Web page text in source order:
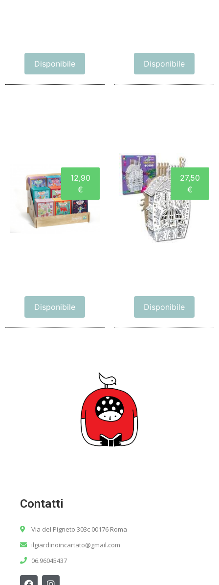
Disponibile Disponibile
Disponibile
12,90
€
Disponibile
27,50
€
Contatti
Via del Pigneto 303c 00176 Roma
ilgiardinoincartato@gmail.com
06.96045437